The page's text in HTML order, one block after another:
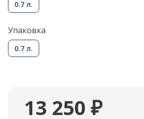
0.7 л.
Упаковка
0.7 л.
13 250 ₽